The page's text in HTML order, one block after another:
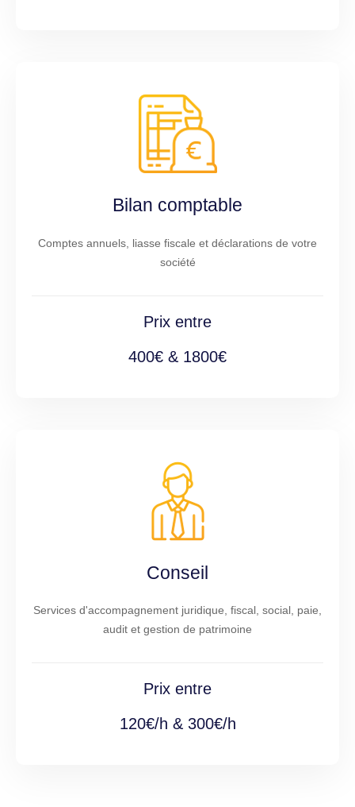
Bilan comptable
Comptes annuels, liasse fiscale et déclarations de votre
société
Prix entre
400€ & 1800€
Conseil
Services d'accompagnement juridique, fiscal, social, paie,
audit et gestion de patrimoine
Prix entre
120€/h & 300€/h